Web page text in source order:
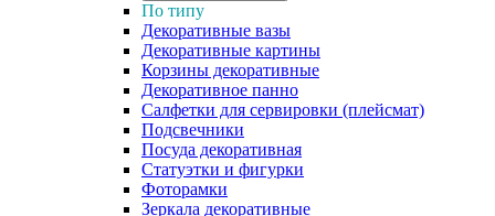
По типу
Декоративные вазы
Декоративные картины
Корзины декоративные
Декоративное панно
Салфетки для сервировки (плейсмат)
Подсвечники
Посуда декоративная
Статуэтки и фигурки
Фоторамки
Зеркала декоративные